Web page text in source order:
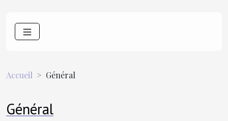
Accueil Général
Général